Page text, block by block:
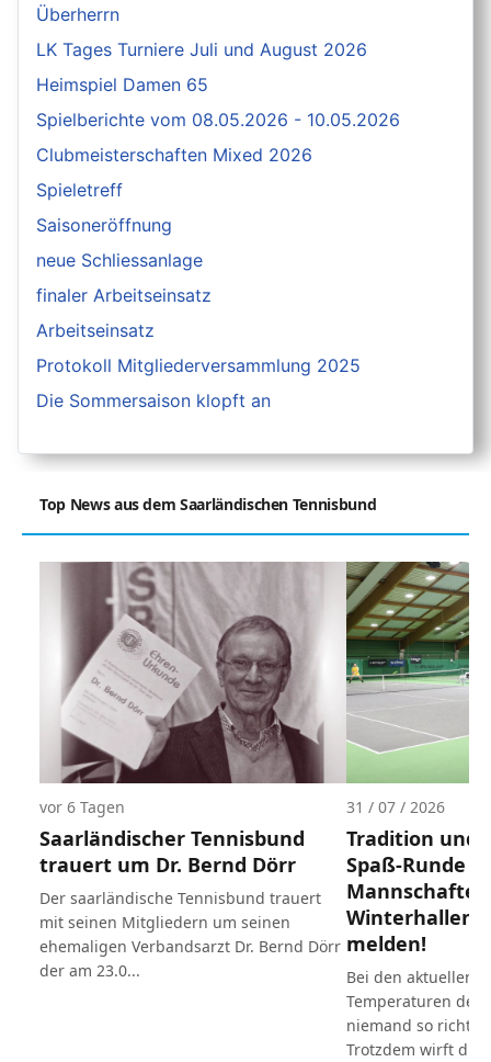
Überherrn
LK Tages Turniere Juli und August 2026
Heimspiel Damen 65
Spielberichte vom 08.05.2026 - 10.05.2026
Clubmeisterschaften Mixed 2026
Spieletreff
Saisoneröffnung
neue Schliessanlage
finaler Arbeitseinsatz
Arbeitseinsatz
Protokoll Mitgliederversammlung 2025
Die Sommersaison klopft an